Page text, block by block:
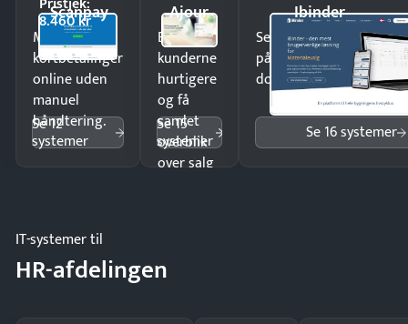
Scanpay
8.460 kr
Modtag
kortbetalinger
online uden
manuel
håndtering.
Se 12
systemer
Ajour
Ekspedér
kunderne
hurtigere
og få
samlet
overblik
over salg
Se 15
systemer
Ibinder
Send kontrakter til
på minutter og mist
dokumenter.
Se 16 systemer
IT-systemer til
HR-afdelingen